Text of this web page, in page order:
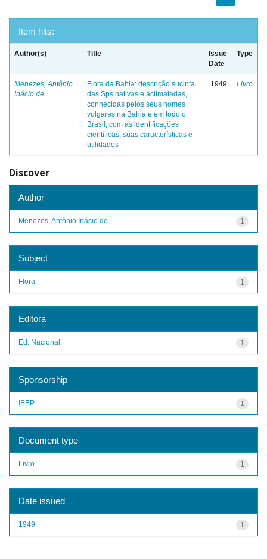
Item hits:
Author(s) Title
Issue
Date
Type
Menezes, Antônio
Inácio de
Flora da Bahia: descrição sucinta
das Sps nativas e aclimatadas,
conhecidas pelos seus nomes
vulgares na Bahia e em todo o
Brasil, com as identificações
científicas, suas características e
utilidades
1949 Livro
Discover
Author
1
Menezes, Antônio Inácio de
Subject
1
Flora
Editora
1
Ed. Nacional
Sponsorship
1
IBEP
Document type
1
Livro
Date issued
1
1949